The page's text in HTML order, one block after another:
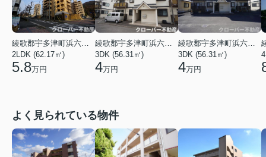
綾歌郡宇多津町浜六番丁
2LDK (62.17㎡)
5.8万円
綾歌郡宇多津町浜六番丁
3DK (56.31㎡)
4万円
綾歌郡宇多津町浜六番丁
3DK (56.31㎡)
4万円
よく見られている物件